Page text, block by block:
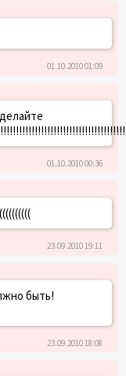
01.10.2010 01:09
01.10.2010 00:36
23.09.2010 19:11
быть!
23.09.2010 18:08